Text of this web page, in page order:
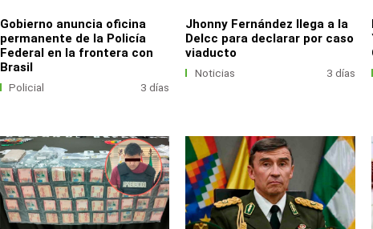
Gobierno anuncia oficina
permanente de la Policía
Federal en la frontera con
Brasil
Policial 3 días
Jhonny Fernández llega a la
Delcc para declarar por caso
viaducto
Noticias 3 días